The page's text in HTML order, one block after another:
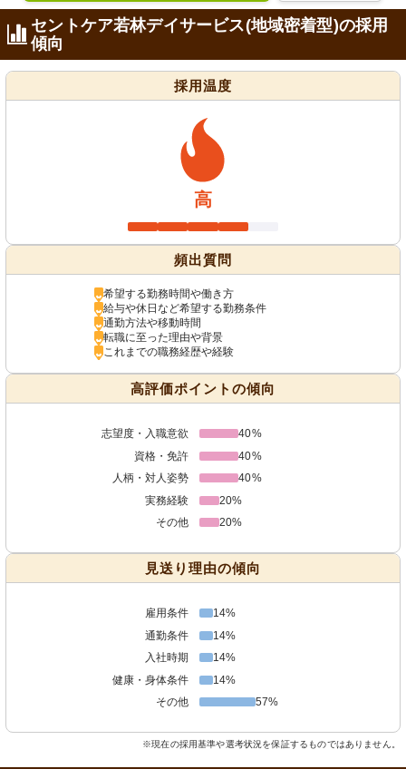
セントケア若林デイサービス(地域密着型)の採用
傾向
採用温度
高
頻出質問
希望する勤務時間や働き方
給与や休日など希望する勤務条件
通勤方法や移動時間
転職に至った理由や背景
これまでの職務経歴や経験
高評価ポイントの傾向
志望度・入職意欲
40%
資格・免許
40%
人柄・対人姿勢
40%
実務経験
20%
その他
20%
見送り理由の傾向
雇用条件
14%
通勤条件
14%
入社時期
14%
健康・身体条件
14%
その他
57%
※現在の採用基準や選考状況を保証するものではありません。